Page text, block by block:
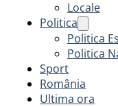
Locale
Politica
Politica
Politica
Sport
România
Ultima ora